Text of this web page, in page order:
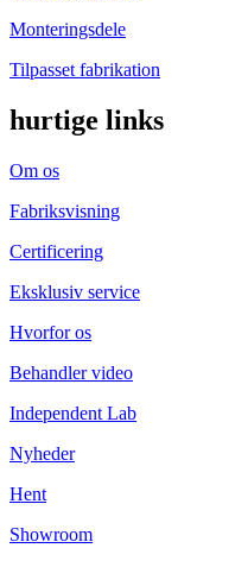
Monteringsdele
Tilpasset fabrikation
hurtige links
Om os
Fabriksvisning
Certificering
Eksklusiv service
Hvorfor os
Behandler video
Independent Lab
Nyheder
Hent
Showroom